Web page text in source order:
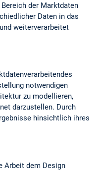
der Marktdaten
Daten in das
weiterverarbeitet
notwendigen
zu modellieren,
darzustellen. Durch
hinsichtlich ihres
Arbeit dem Design